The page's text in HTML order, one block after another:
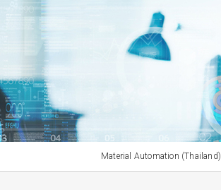
Material Automation (Thailand)